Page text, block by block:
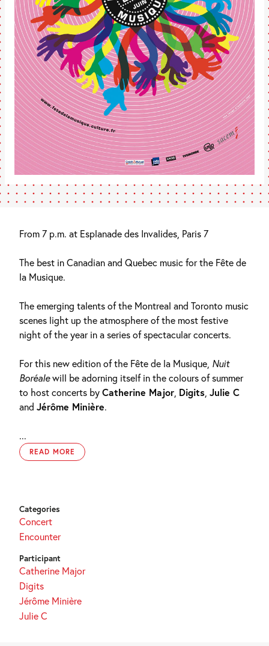
From 7 p.m. at Esplanade des Invalides, Paris 7
The best in Canadian and Quebec music for the Fête de
la Musique.
The emerging talents of the Montreal and Toronto music
scenes light up the atmosphere of the most festive
night of the year in a series of spectacular concerts.
For this new edition of the Fête de la Musique, Nuit
Boréalewill be adorning itself in the colours of summer
to host concerts byCatherine Major, Digits, Julie C
and Jérôme Minière.
...
READ MORE
Categories
Concert
Encounter
Participant
Catherine Major
Digits
Jérôme Minière
Julie C